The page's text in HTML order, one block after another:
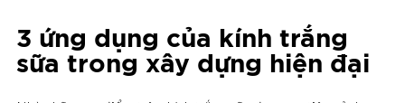
3 ứng dụng của kính trắng
sữa trong xây dựng hiện đại